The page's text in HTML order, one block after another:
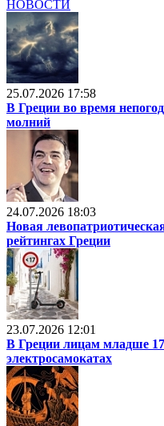
НОВОСТИ
25.07.2026 17:58
В Греции во время
молний
24.07.2026 18:03
Новая
рейтингах Греции
23.07.2026 12:01
В Греции лицам младше 17
электросамокатах